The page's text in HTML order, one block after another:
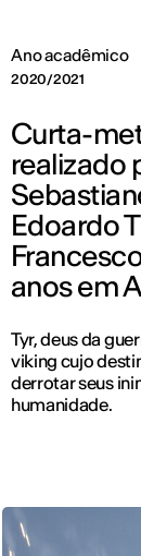
Ano acadêmico
2020/2021
Curta-
realizado
Edoardo
anos em
Tyr, deus da
viking cujo
derrotar seus
humanidade.